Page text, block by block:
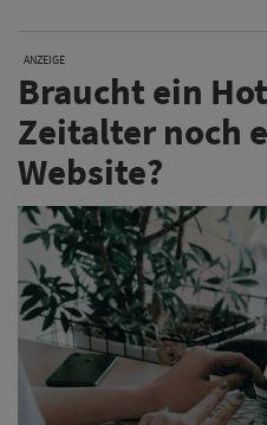
ANZEIGE
Braucht ein
Zeitalter noch
Website?